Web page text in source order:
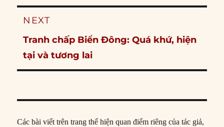
post:
NEXT
Next
post:
Tranh chấp Biển Đông: Quá khứ, hiện
tại và tương lai
Các bài viết trên trang thể hiện quan điểm riêng của tác giả,